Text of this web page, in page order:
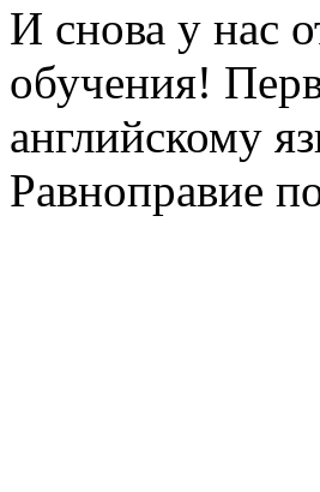
И снова у нас
обучения!
английскому
Равноправие